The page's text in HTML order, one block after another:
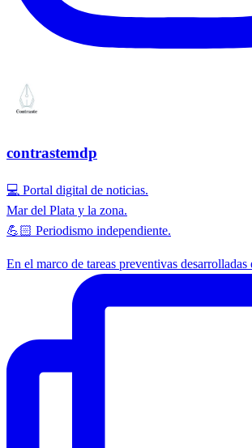
contrastemdp
💻 Portal digital de noticias.
Mar del Plata y la zona.
💪🏻 Periodismo independiente.
En el marco de tareas preventivas desarrolladas